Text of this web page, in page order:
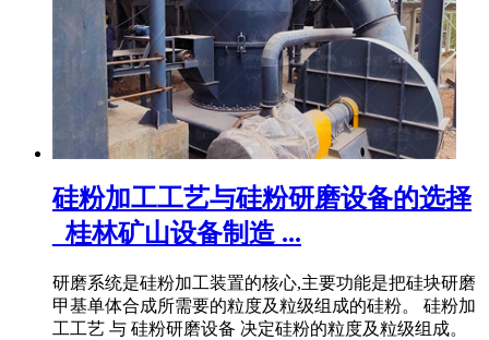
硅粉加工工艺与硅粉研磨设备的选择
_桂林矿山设备制造 ...
研磨系统是硅粉加工装置的核心,主要功能是把硅块研磨
甲基单体合成所需要的粒度及粒级组成的硅粉。 硅粉加
工工艺 与 硅粉研磨设备 决定硅粉的粒度及粒级组成。